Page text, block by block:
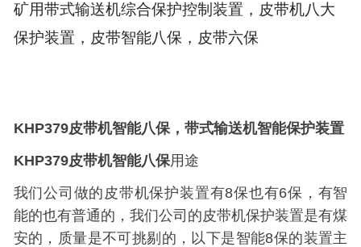
矿用带式输送机综合保护控制装置，皮带机八大
保护装置，皮带智能八保，皮带六保
KHP379皮带机智能八保，带式输送机智能保护装置
KHP379皮带机智能八保用途
我们公司做的皮带机保护装置有8保也有6保，有智
能的也有普通的，我们公司的皮带机保护装置是有煤
安的，质量是不可挑剔的，以下是智能8保的装置主